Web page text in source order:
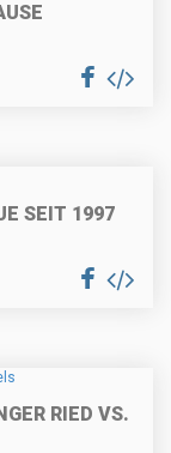
SEIT 1997
RIED VS.